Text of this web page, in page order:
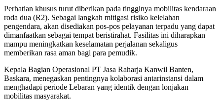
Perhatian khusus turut diberikan pada tingginya mobilitas kendaraan
roda dua (R2). Sebagai langkah mitigasi risiko kelelahan
pengendara, akan disediakan pos-pos pelayanan terpadu yang dapat
dimanfaatkan sebagai tempat beristirahat. Fasilitas ini diharapkan
mampu meningkatkan keselamatan perjalanan sekaligus
memberikan rasa aman bagi para pemudik.
Kepala Bagian Operasional PT Jasa Raharja Kanwil Banten,
Baskara, menegaskan pentingnya kolaborasi antarinstansi dalam
menghadapi periode Lebaran yang identik dengan lonjakan
mobilitas masyarakat.